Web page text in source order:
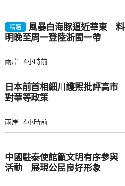
精選
風暴白海豚逼近華東 料
明晚至周一登陸浙閩一帶
兩岸 4小時前
日本前首相細川護熙批評高市
對華等政策
兩岸 4小時前
中國駐泰使館籲文明有序參與
活動 展現公民良好形象